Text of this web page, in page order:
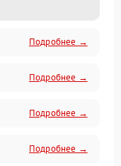
Подробнее →
Подробнее →
Подробнее →
Подробнее →